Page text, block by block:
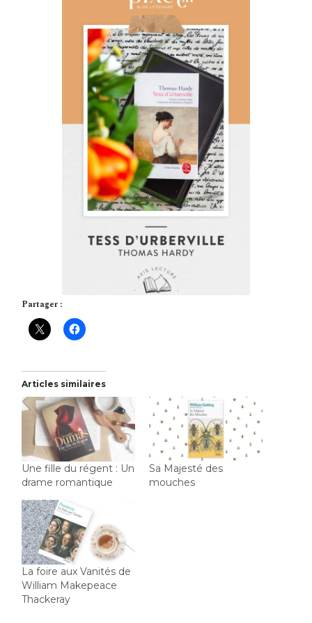
Partager :
Articles similaires
Une fille du régent : Un
drame romantique
Sa Majesté des
mouches
La foire aux Vanités de
William Makepeace
Thackeray